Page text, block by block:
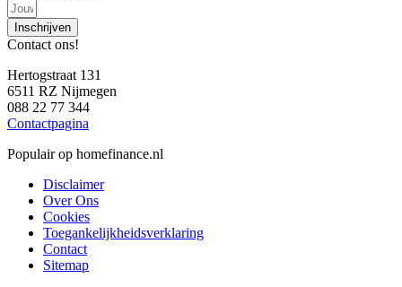
Inschrijven
Contact ons!
Hertogstraat 131
6511 RZ Nijmegen
088 22 77 344
Contactpagina
Populair op homefinance.nl
Disclaimer
Over Ons
Cookies
Toegankelijkheidsverklaring
Contact
Sitemap